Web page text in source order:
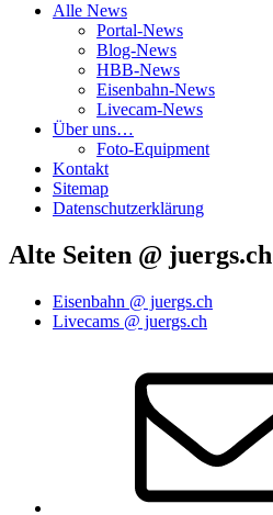
Alle News
Portal-News
Blog-News
HBB-News
Eisenbahn-News
Livecam-News
Über uns…
Foto-Equipment
Kontakt
Sitemap
Datenschutzerklärung
Alte Seiten @ juergs.ch
Eisenbahn @ juergs.ch
Livecams @ juergs.ch